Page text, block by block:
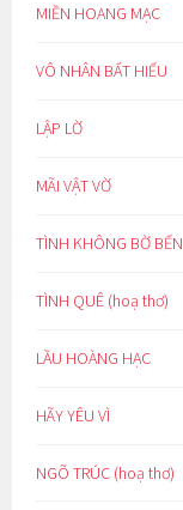
MIỀN HOANG MẠC
VÔ NHÂN BẤT HIẾU
LẬP LỜ
MÃI VẬT VỜ
TÌNH KHÔNG BỜ BẾN
TÌNH QUÊ (hoạ thơ)
LẦU HOÀNG HẠC
HÃY YÊU VÌ
NGÕ TRÚC (hoạ thơ)